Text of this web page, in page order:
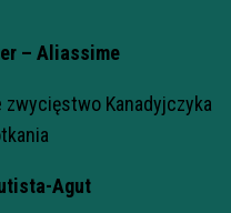
– Aliassime
Kanadyjczyka
Agut